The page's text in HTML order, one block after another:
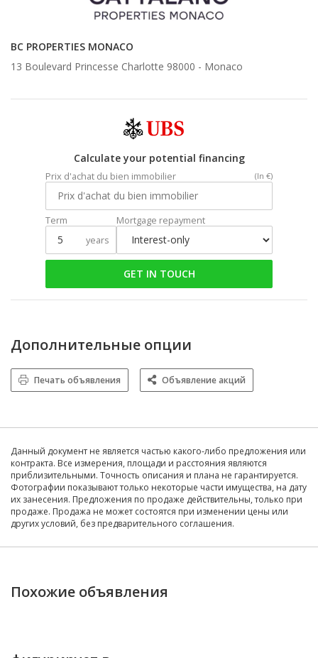
BC PROPERTIES MONACO
13 Boulevard Princesse Charlotte 98000 - Monaco
Calculate your potential financing
Prix d'achat du bien immobilier (In €)
Term
years
Mortgage repayment
GET IN TOUCH
Дополнительные опции
Печать объявления Объявление акций
Данный документ не является частью какого-либо предложения или
контракта. Все измерения, площади и расстояния являются
приблизительными. Точность описания и плана не гарантируется.
Фотографии показывают только некоторые части имущества, на дату
их занесения. Предложения по продаже действительны, только при
продаже. Продажа не может состоятся при изменении цены или
других условий, без предварительного соглашения.
Похожие объявления